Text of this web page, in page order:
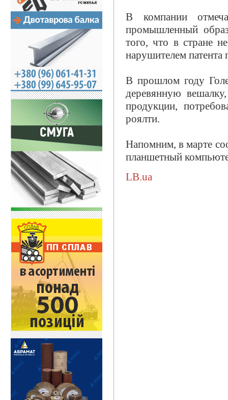
В компании
промышленный
того, что в стране
нарушителем патента
В прошлом году
деревянную
продукции,
роялти.
Напомним, в марте
планшетный
LB.ua